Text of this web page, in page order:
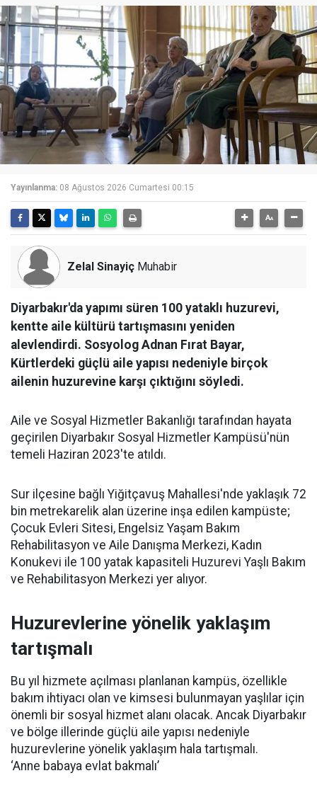
Yayınlanma: 08 Ağustos 2026 Cumartesi 00:15
Zelal Sinayiç Muhabir
Diyarbakır'da yapımı süren 100 yataklı huzurevi,
kentte aile kültürü tartışmasını yeniden
alevlendirdi. Sosyolog Adnan Fırat Bayar,
Kürtlerdeki güçlü aile yapısı nedeniyle birçok
ailenin huzurevine karşı çıktığını söyledi.
Aile ve Sosyal Hizmetler Bakanlığı tarafından hayata
geçirilen Diyarbakır Sosyal Hizmetler Kampüsü'nün
temeli Haziran 2023'te atıldı.
Sur ilçesine bağlı Yiğitçavuş Mahallesi'nde yaklaşık 72
bin metrekarelik alan üzerine inşa edilen kampüste;
Çocuk Evleri Sitesi, Engelsiz Yaşam Bakım
Rehabilitasyon ve Aile Danışma Merkezi, Kadın
Konukevi ile 100 yatak kapasiteli Huzurevi Yaşlı Bakım
ve Rehabilitasyon Merkezi yer alıyor.
Huzurevlerine yönelik yaklaşım
tartışmalı
Bu yıl hizmete açılması planlanan kampüs, özellikle
bakım ihtiyacı olan ve kimsesi bulunmayan yaşlılar için
önemli bir sosyal hizmet alanı olacak. Ancak Diyarbakır
ve bölge illerinde güçlü aile yapısı nedeniyle
huzurevlerine yönelik yaklaşım hala tartışmalı.
‘Anne babaya evlat bakmalı’